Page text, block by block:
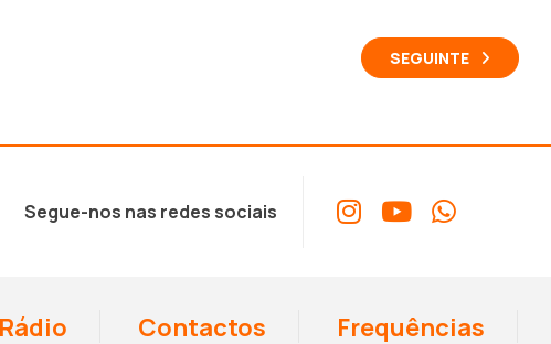
diminuir
o
SEGUINTE
Segue-nos nas redes sociais
Contactos Frequências